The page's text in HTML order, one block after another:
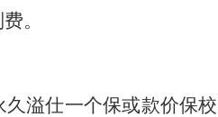
。
溢仕一个保或款价保